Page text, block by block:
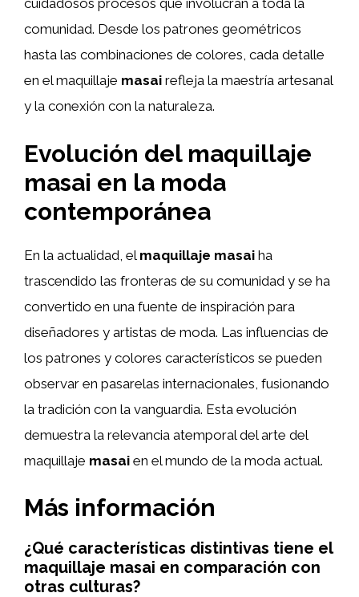
cuidadosos procesos que involucran a toda la
comunidad. Desde los patrones geométricos
hasta las combinaciones de colores, cada detalle
en el maquillaje masai refleja la maestría artesanal
y la conexión con la naturaleza.
Evolución del maquillaje
masai en la moda
contemporánea
En la actualidad, el maquillaje masai ha
trascendido las fronteras de su comunidad y se ha
convertido en una fuente de inspiración para
diseñadores y artistas de moda. Las influencias de
los patrones y colores característicos se pueden
observar en pasarelas internacionales, fusionando
la tradición con la vanguardia. Esta evolución
demuestra la relevancia atemporal del arte del
maquillaje masai en el mundo de la moda actual.
Más información
¿Qué características distintivas tiene el
maquillaje masai en comparación con
otras culturas?